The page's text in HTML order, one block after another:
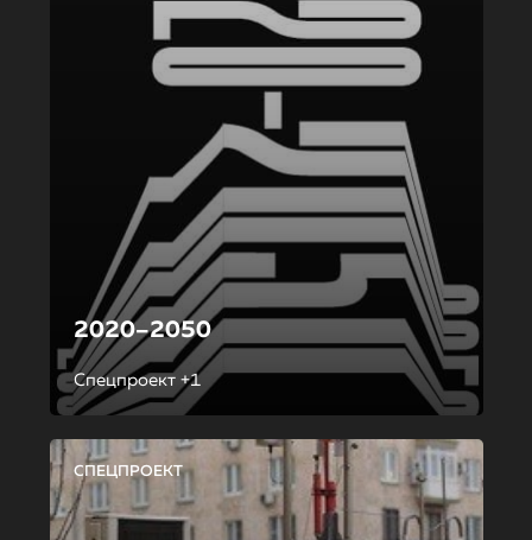
2020–2050
Спецпроект +1
СПЕЦПРОЕКТ